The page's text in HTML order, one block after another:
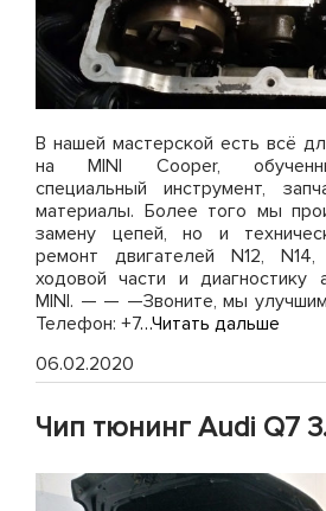
В нашей мастерской есть всё
на MINI Cooper,
специальный инструмент,
материалы. Более того мы
замену цепей, но и
ремонт двигателей N12,
ходовой части и диагностику
MINI. — — —Звоните, мы
Телефон: +7…Читать дальше
06.02.2020
Чип тюнинг Audi Q7